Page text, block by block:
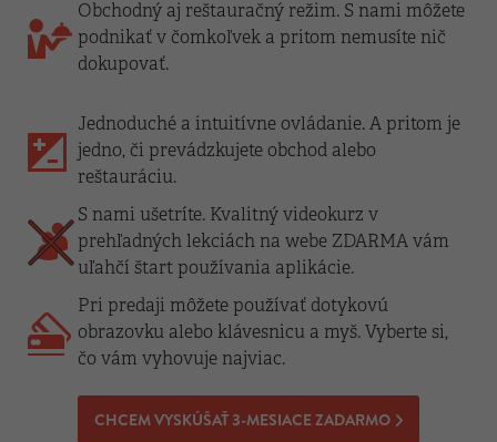
Obchodný aj reštauračný režim. S nami môžete
podnikať v čomkoľvek a pritom nemusíte nič
dokupovať.
Jednoduché a intuitívne ovládanie. A pritom je
jedno, či prevádzkujete obchod alebo
reštauráciu.
S nami ušetríte. Kvalitný videokurz v
prehľadných lekciách na webe ZDARMA vám
uľahčí štart používania aplikácie.
Pri predaji môžete používať dotykovú
obrazovku alebo klávesnicu a myš. Vyberte si,
čo vám vyhovuje najviac.
CHCEM VYSKÚŠAŤ 3-MESIACE ZADARMO